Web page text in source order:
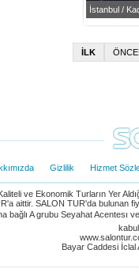
İstanbul /
İLK
Gizlilik Hizmet
ve Ekonomik Turların Yer
aittir. SALON TUR'da bulunan
bağlı A grubu Seyahat
Bayar Caddesi İclal